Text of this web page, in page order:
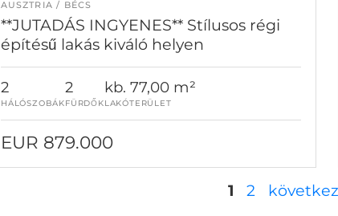
AUSZTRIA BÉCS
**JUTADÁS INGYENES** Stílusos régi
építésű lakás kiváló helyen
2
HÁLÓSZOBÁK
2
FÜRDŐK
kb. 77,00 m²
LAKÓTERÜLET
EUR 879.000
1 2